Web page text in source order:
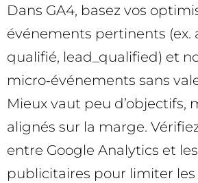
Dans GA4, basez vos
événements pertinents (ex.
qualifié, lead_qualified) et
micro‑événements sans
Mieux vaut peu d’objectifs,
alignés sur la marge.
entre Google Analytics et
publicitaires pour limiter les